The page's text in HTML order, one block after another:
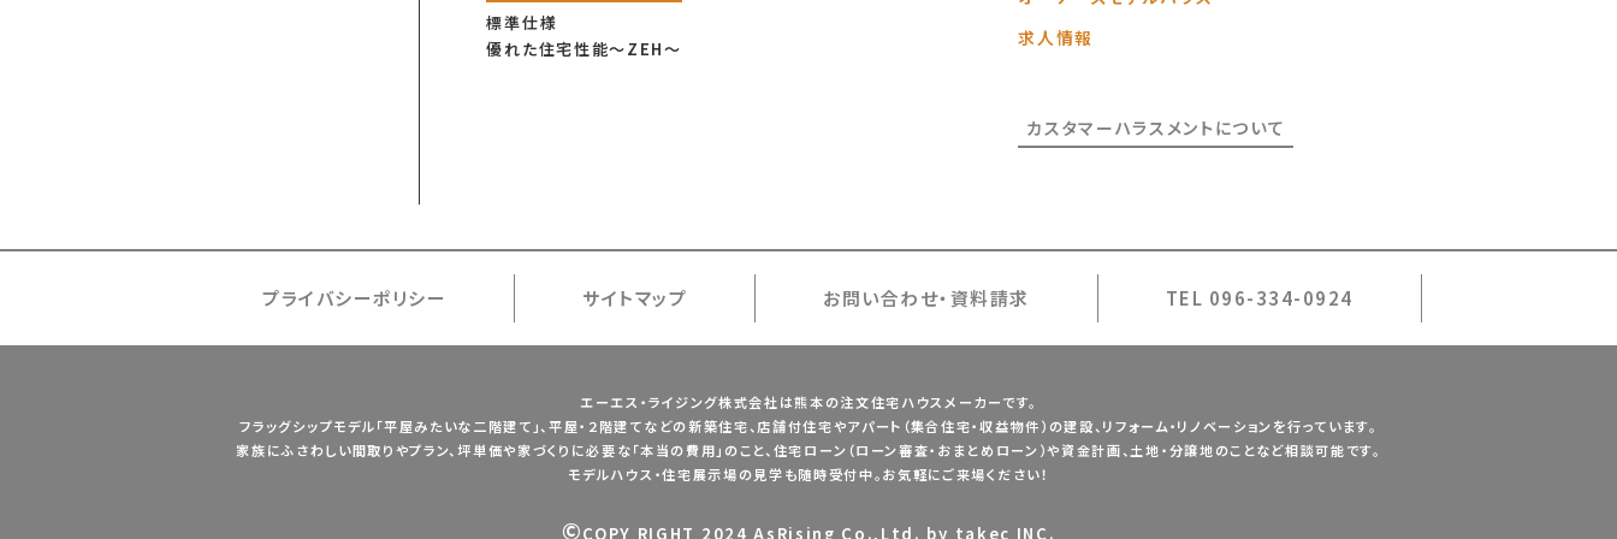
標準仕様
優れた住宅性能〜ZEH〜
求人情報
カスタマーハラスメントについて
プライバシーポリシー サイトマップ お問い合わせ・資料請求 TEL 096-334-0924
エーエス・ライジング株式会社は熊本の注文住宅ハウスメーカーです。
フラッグシップモデル「平屋みたいな二階建て」、平屋・２階建てなどの新築住宅、店舗付住宅やアパート（集合住宅・収益物件）の建設、リフォーム・リノベーションを行っています。
家族にふさわしい間取りやプラン、坪単価や家づくりに必要な「本当の費用」のこと、住宅ローン（ローン審査・おまとめローン）や資金計画、土地・分譲地のことなど相談可能です。
モデルハウス・住宅展示場の見学も随時受付中。お気軽にご来場ください！
©COPY RIGHT 2024 AsRising Co.,Ltd. by takec INC.